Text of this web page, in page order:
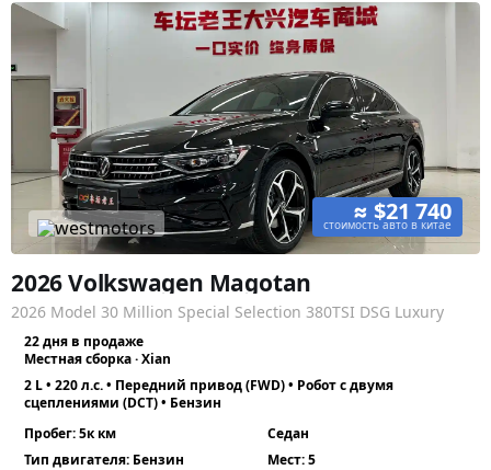
≈ $21 740
стоимость авто в китае
2026 Volkswagen Magotan
2026 Model 30 Million Special Selection 380TSI DSG Luxury
22 дня в продаже
Местная сборка · Xian
2 L • 220 л.с. • Передний привод (FWD) • Робот с двумя
сцеплениями (DCT) • Бензин
Пробег: 5к км
Седан
Тип двигателя: Бензин
Мест: 5